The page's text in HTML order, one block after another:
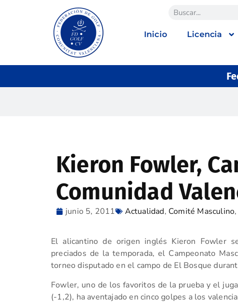
Inicio Licencia
Kieron Fowler,
Comunidad
junio 5, 2011 Actualidad, Comité Masculino,
El alicantino de origen inglés Kieron Fowler
preciados de la temporada, el Campeonato
torneo disputado en el campo de El Bosque
Fowler, uno de los favoritos de la prueba y el
(-1,2), ha aventajado en cinco golpes a los